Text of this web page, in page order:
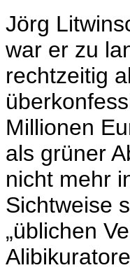
Jörg
war er zu
rechtzeitig
Millionen
als grüner
nicht mehr
Sichtweise
„üblichen